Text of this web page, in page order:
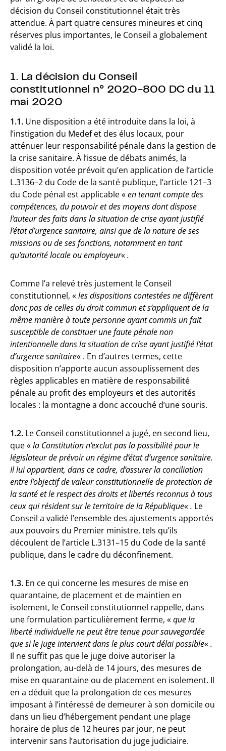
décision du Conseil constitutionnel était très
attendue. À part quatre censures mineures et cinq
réserves plus importantes, le Conseil a globalement
validé la loi.
1. La décision du Conseil
constitutionnel n° 2020-800 DC du 11
mai 2020
1.1. Une disposition a été introduite dans la loi, à
l’instigation du Medef et des élus locaux, pour
atténuer leur responsabilité pénale dans la gestion de
la crise sanitaire. À l’issue de débats animés, la
disposition votée prévoit qu’en application de l’article
L.3136–2 du Code de la santé publique, l’article 121–3
du Code pénal est applicable «en tenant compte des
compétences, du pouvoir et des moyens dont dispose
l’auteur des faits dans la situation de crise ayant justifié
l’état d’urgence sanitaire, ainsi que de la nature de ses
missions ou de ses fonctions, notamment en tant
qu’autorité locale ou employeur«.
Comme l’a relevé très justement le Conseil
constitutionnel, «les dispositions contestées ne diffèrent
donc pas de celles du droit commun et s’appliquent de la
même manière à toute personne ayant commis un fait
susceptible de constituer une faute pénale non
intentionnelle dans la situation de crise ayant justifié l’état
d’urgence sanitaire« . En d’autres termes, cette
disposition n’apporte aucun assouplissement des
règles applicables en matière de responsabilité
pénale au profit des employeurs et des autorités
locales : la montagne a donc accouché d’une souris.
1.2. Le Conseil constitutionnel a jugé, en second lieu,
que «la Constitution n’exclut pas la possibilité pour le
législateur de prévoir un régime d’état d’urgence sanitaire.
Il lui appartient, dans ce cadre, d’assurer la conciliation
entre l’objectif de valeur constitutionnelle de protection de
la santé et le respect des droits et libertés reconnus à tous
ceux qui résident sur le territoire de la République«. Le
Conseil a validé l’ensemble des ajustements apportés
aux pouvoirs du Premier ministre, tels qu’ils
découlent de l’article L.3131–15 du Code de la santé
publique, dans le cadre du déconfinement.
1.3. En ce qui concerne les mesures de mise en
quarantaine, de placement et de maintien en
isolement, le Conseil constitutionnel rappelle, dans
une formulation particulièrement ferme, «que la
liberté individuelle ne peut être tenue pour sauvegardée
que si le juge intervient dans le plus court délai possible«.
Il ne suffit pas que le juge doive autoriser la
prolongation, au-delà de 14 jours, des mesures de
mise en quarantaine ou de placement en isolement. Il
en a déduit que la prolongation de ces mesures
imposant à l’intéressé de demeurer à son domicile ou
dans un lieu d’hébergement pendant une plage
horaire de plus de 12 heures par jour, ne peut
intervenir sans l’autorisation du juge judiciaire.